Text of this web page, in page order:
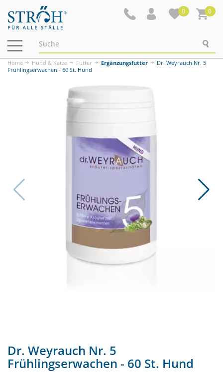
0 0
Navigation
ein-/ausblenden
Home Hund & Katze Futter Ergänzungsfutter
Dr. Weyrauch Nr. 5
Frühlingserwachen - 60 St. Hund
Dr. Weyrauch Nr. 5
Frühlingserwachen - 60 St. Hund